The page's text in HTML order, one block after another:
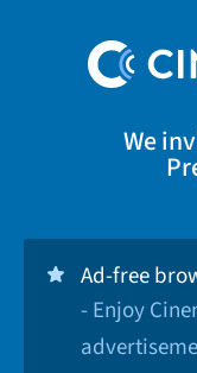
We
Ad-free
- Enjoy